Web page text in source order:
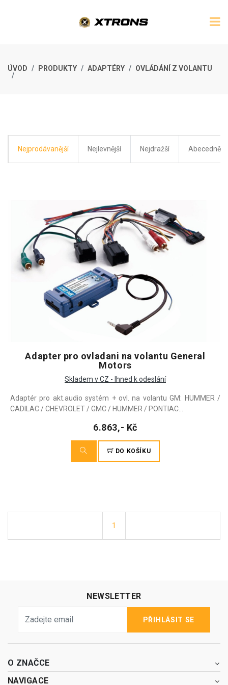
ÚVOD PRODUKTY ADAPTÉRY OVLÁDÁNÍ Z VOLANTU
Nejprodávanější Nejlevnější Nejdražší Abecedně
Adapter pro ovladani na volantu General
Motors
Skladem v CZ - Ihned k odeslání
Adaptér pro akt.audio systém + ovl. na volantu GM: HUMMER /
CADILAC / CHEVROLET / GMC / HUMMER / PONTIAC...
6.863,- Kč
DO KOŠÍKU
1
NEWSLETTER
PŘIHLÁSIT SE
O ZNAČCE
NAVIGACE